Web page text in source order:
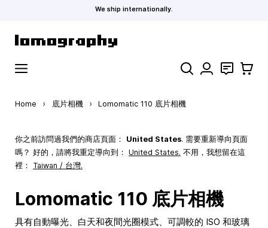
We ship internationally.
Search 聯絡 購物車
Home › 底片相機 › Lomomatic 110 底片相機
你之前訪問過我們的商店頁面： United States. 需要重新導向頁面
嗎？ 好的，請將我重定導向到： United States. 不用，我想留在這
裡： Taiwan / 台灣.
Lomomatic 110 底片相機
具有自動曝光、白天和夜間光圈模式、可調較的 ISO 和玻璃